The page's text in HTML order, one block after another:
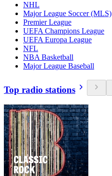
NHL
Major League Soccer (MLS)
Premier League
UEFA Champions League
UEFA Europa League
NFL
NBA Basketball
Major League Baseball
Top radio stations